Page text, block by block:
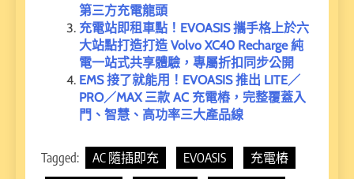
第三方充電龍頭
充電站即租車點！EVOASIS 攜手格上於六
大站點打造打造 Volvo XC40 Recharge 純
電一站式共享體驗，專屬折扣同步公開
EMS 接了就能用！EVOASIS 推出 LITE／
PRO／MAX 三款 AC 充電樁，完整覆蓋入
門、智慧、高功率三大產品線
Tagged: AC 隨插即充 EVOASIS
充電樁